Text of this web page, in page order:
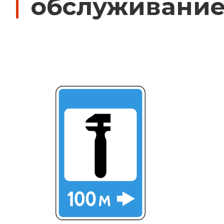
Крепления для дорожных знаков
Светодиодные знаки на солнечной
Дорожные световозвращатели
Сигнальные гирлянды и фонари